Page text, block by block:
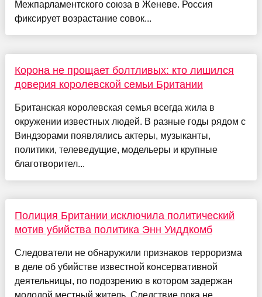
Межпарламентского союза в Женеве. Россия
фиксирует возрастание совок...
Корона не прощает болтливых: кто лишился
доверия королевской семьи Британии
Британская королевская семья всегда жила в
окружении известных людей. В разные годы рядом с
Виндзорами появлялись актеры, музыканты,
политики, телеведущие, модельеры и крупные
благотворител...
Полиция Британии исключила политический
мотив убийства политика Энн Уиддкомб
Следователи не обнаружили признаков терроризма
в деле об убийстве известной консервативной
деятельницы, по подозрению в котором задержан
молодой местный житель. Следствие пока не